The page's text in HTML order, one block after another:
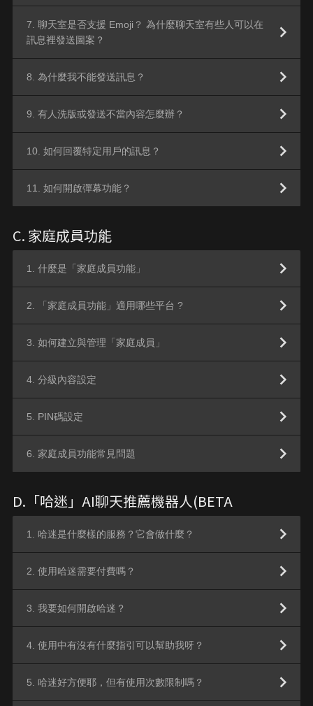
7. 聊天室是否支援 Emoji？ 為什麼聊天室有些人可以在
訊息裡發送圖案？
8. 為什麼我不能發送訊息？
9. 有人洗版或發送不當內容怎麼辦？
10. 如何回覆特定用戶的訊息？
11. 如何開啟彈幕功能？
C. 家庭成員功能
1. 什麼是「家庭成員功能」
2. 「家庭成員功能」適用哪些平台 ?
3. 如何建立與管理「家庭成員」
4. 分級內容設定
5. PIN碼設定
6. 家庭成員功能常見問題
D.「哈迷」AI聊天推薦機器人(BETA
1. 哈迷是什麼樣的服務？它會做什麼？
2. 使用哈迷需要付費嗎？
3. 我要如何開啟哈迷？
4. 使用中有沒有什麼指引可以幫助我呀？
5. 哈迷好方便耶，但有使用次數限制嗎？